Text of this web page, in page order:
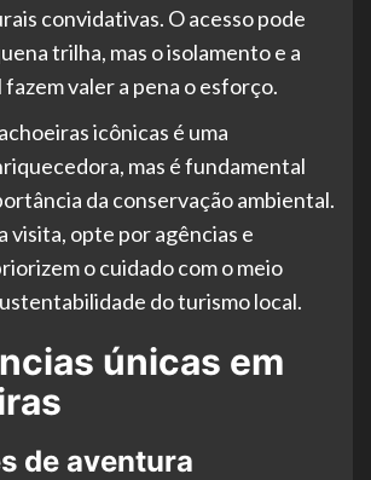
convidativas. O acesso pode
trilha, mas o isolamento e a
fazem valer a pena o esforço.
icônicas é uma
mas é fundamental
da conservação ambiental.
visita, opte por agências e
o cuidado com o meio
do turismo local.
únicas em
de aventura